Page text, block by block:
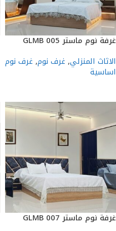
غرفة نوم ماستر GLMB 005
الاثاث المنزلي, غرف نوم, غرف نوم
اساسية
غرفة نوم ماستر GLMB 007